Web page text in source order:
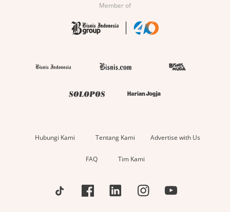
Member of
Hubungi Kami Tentang Kami Advertise with Us
FAQ Tim Kami